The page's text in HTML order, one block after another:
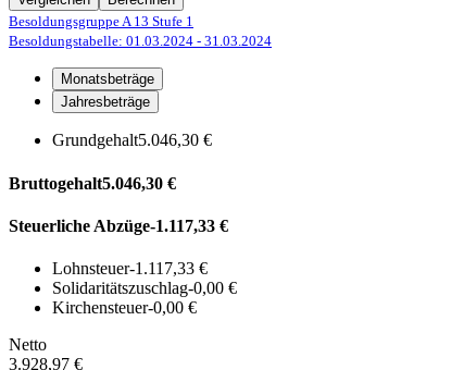
Besoldungsgruppe A 13 Stufe 1
Besoldungstabelle: 01.03.2024 - 31.03.2024
Monatsbeträge
Jahresbeträge
Grundgehalt5.046,30 €
Bruttogehalt5.046,30 €
Steuerliche Abzüge-1.117,33 €
Lohnsteuer-1.117,33 €
Solidaritätszuschlag-0,00 €
Kirchensteuer-0,00 €
Netto
3.928,97 €